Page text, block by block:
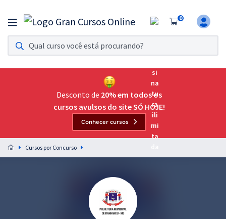
0
Assinatura Ilimitada 11
Acesso a todos os cursos. Teste grátis por 7 dias!
Assinatura OAB Até Passar
Acesso ilimitado a toda preparação para o Exame da
Preparação completa e intensiva para as principais
residências em saúde do Brasil
Desconto de 20% em todos os
cursos avulsos do site SÓ HOJE!
Conhecer cursos
Cursos por Concurso